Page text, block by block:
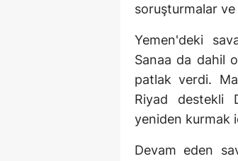
soruşturmalar
Yemen'deki
Sanaa da dahil
patlak verdi.
Riyad destekli
yeniden kurmak
Devam eden